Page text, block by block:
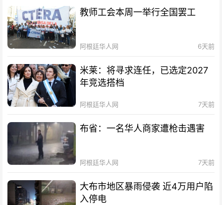
教师工会本周一举行全国罢工
阿根廷华人网 6天前
米莱：将寻求连任，已选定2027
年竞选搭档
阿根廷华人网 7天前
布省：一名华人商家遭枪击遇害
阿根廷华人网 7天前
大布市地区暴雨侵袭 近4万用户陷
入停电